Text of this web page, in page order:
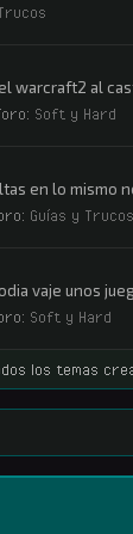
warcraft2 al
Soft y Hard
en lo
Guías y Trucos
vaje unos
Soft y Hard
los temas